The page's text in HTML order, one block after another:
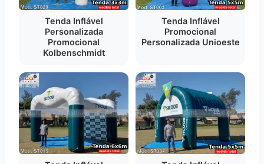
Tenda Inflável
Personalizada
Promocional
Kolbenschmidt
Tenda Inflável
Promocional
Personalizada Unioeste